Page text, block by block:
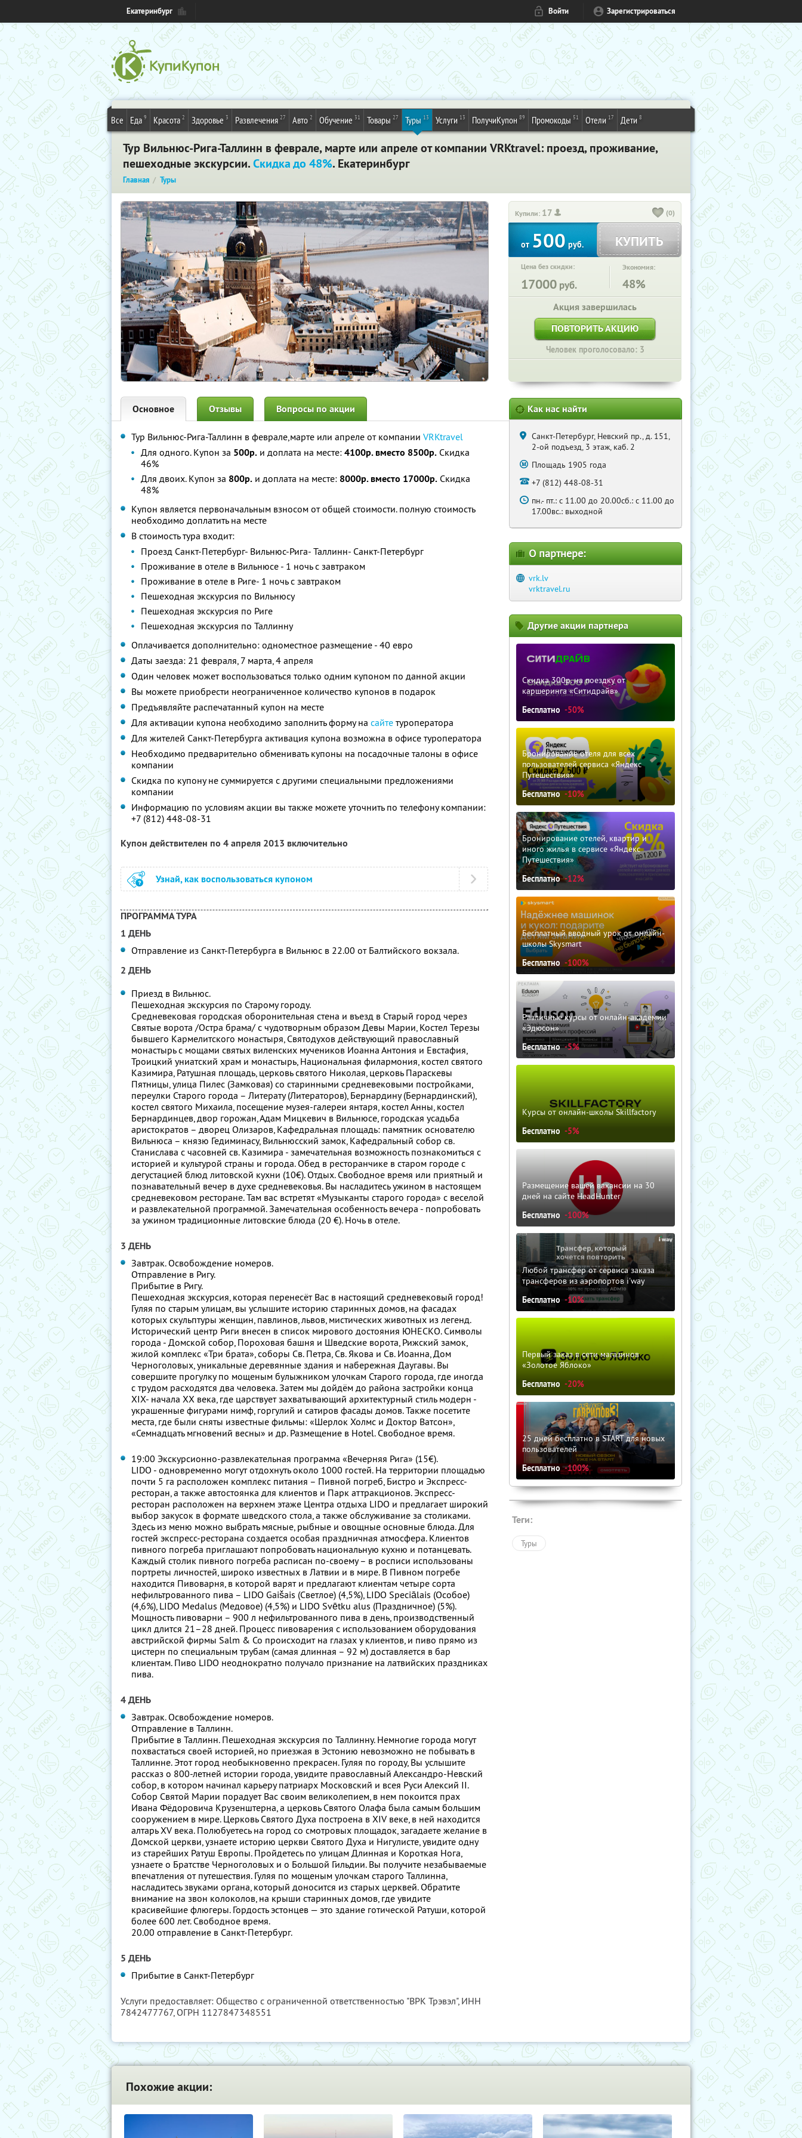
Екатеринбург Войти Зарегистрироваться
Все Еда 9 Красота 2 Здоровье 3 Развлечения 27 Авто 2 Обучение 31 Товары 27 Туры 13 Услуги 13 ПолучиКупон 89 Промокоды 51 Отели 17 Дети 8
Тур Вильнюс-Рига-Таллинн в феврале, марте или апреле от компании VRKtravel: проезд, проживание,
пешеходные экскурсии.Скидка до 48%. Екатеринбург
Главная Туры
Купили: 17 (0)
от500руб. КУПИТЬ
Цена без скидки:
17000 руб.
Экономия:
48%
Акция завершилась
ПОВТОРИТЬ АКЦИЮ
Человек проголосовало: 3
Основное Отзывы Вопросы по акции
Тур Вильнюс-Рига-Таллинн в феврале,марте или апреле от компании VRKtravel
Для одного. Купон за 500р. и доплата на месте: 4100р. вместо 8500р. Скидка
46%
Для двоих. Купон за 800р. и доплата на месте: 8000р. вместо 17000р. Скидка
48%
Купон является первоначальным взносом от общей стоимости. полную стоимость
необходимо доплатить на месте
В стоимость тура входит:
Проезд Санкт-Петербург- Вильнюс-Рига- Таллинн- Санкт-Петербург
Проживание в отеле в Вильнюсе - 1 ночь с завтраком
Проживание в отеле в Риге- 1 ночь с завтраком
Пешеходная экскурсия по Вильнюсу
Пешеходная экскурсия по Риге
Пешеходная экскурсия по Таллинну
Оплачивается дополнительно: одноместное размещение - 40 евро
Даты заезда: 21 февраля, 7 марта, 4 апреля
Один человек может воспользоваться только одним купоном по данной акции
Вы можете приобрести неограниченное количество купонов в подарок
Предъявляйте распечатанный купон на месте
Для активации купона необходимо заполнить форму на сайте туроператора
Для жителей Санкт-Петербурга активация купона возможна в офисе туроператора
Необходимо предварительно обменивать купоны на посадочные талоны в офисе
компании
Скидка по купону не суммируется с другими специальными предложениями
компании
Информацию по условиям акции вы также можете уточнить по телефону компании:
+7 (812) 448-08-31
Купон действителен по 4 апреля 2013 включительно
Узнай, как воспользоваться купоном
ПРОГРАММА ТУРА
1 ДЕНЬ
Отправление из Санкт-Петербурга в Вильнюс в 22.00 от Балтийского вокзала.
2 ДЕНЬ
Приезд в Вильнюс.
Пешеходная экскурсия по Старому городу.
Средневековая городская оборонительная стена и въезд в Старый город через
Святые ворота /Остра брама/ с чудотворным образом Девы Марии, Костел Терезы
бывшего Кармелитского монастыря, Святодухов действующий православный
монастырь с мощами святых виленских мучеников Иоанна Антония и Евстафия,
Троицкий униатский храм и монастырь, Национальная филармония, костел святого
Казимира, Ратушная площадь, церковь святого Николая, церковь Параскевы
Пятницы, улица Пилес (Замковая) со старинными средневековыми постройками,
переулки Старого города – Литерату (Литераторов), Бернардину (Бернардинский),
костел святого Михаила, посещение музея-галереи янтаря, костел Анны, костел
Бернардинцев, двор горожан, Адам Мицкевич в Вильнюсе, городская усадьба
аристократов – дворец Олизаров, Кафедральная площадь: памятник основателю
Вильнюса – князю Гедиминасу, Вильнюсский замок, Кафедральный собор cв.
Станислава с часовней cв. Казимира - замечательная возможность познакомиться с
историей и культурой страны и города. Обед в ресторанчике в старом городе с
дегустацией блюд литовской кухни (10€). Отдых. Свободное время или приятный и
познавательный вечер в духе средневековья. Вы насладитесь ужином в настоящем
средневековом ресторане. Там вас встретят «Музыканты старого города» с веселой
и развлекательной программой. Замечательная особенность вечера - попробовать
за ужином традиционные литовские блюда (20 €). Ночь в отеле.
3 ДЕНЬ
Завтрак. Освобождение номеров.
Отправление в Ригу.
Прибытие в Ригу.
Пешеходная экскурсия, которая перенесёт Вас в настоящий средневековый город!
Гуляя по старым улицам, вы услышите историю старинных домов, на фасадах
которых скульптуры женщин, павлинов, львов, мистических животных из легенд.
Исторический центр Риги внесен в список мирового достояния ЮНЕСКО. Символы
города - Домской собор, Пороховая башня и Шведские ворота, Рижский замок,
жилой комплекс «Три брата», соборы Св. Петра, Св. Якова и Св. Иоанна, Дом
Черноголовых, уникальные деревянные здания и набережная Даугавы. Вы
совершите прогулку по мощеным булыжником улочкам Старого города, где иногда
с трудом расходятся два человека. Затем мы дойдём до района застройки конца
XIX- начала XX века, где царствует захватывающий архитектурный стиль модерн -
украшенные фигурами нимф, горгулий и сатиров фасады домов. Также посетите
места, где были сняты известные фильмы: «Шерлок Холмс и Доктор Ватсон»,
«Семнадцать мгновений весны» и др. Размещение в Hotel. Свободное время.
19:00 Экскурсионно-развлекательная программа «Вечерняя Рига» (15€).
LIDO - одновременно могут отдохнуть около 1000 гостей. На территории площадью
почти 5 га расположен комплекс питания – Пивной погреб, Бистро и Экспресс-
ресторан, а также автостоянка для клиентов и Парк аттракционов. Экспресс-
ресторан расположен на верхнем этаже Центра отдыха LIDO и предлагает широкий
выбор закусок в формате шведского стола, а также обслуживание за столиками.
Здесь из меню можно выбрать мясные, рыбные и овощные основные блюда. Для
гостей экспресс-ресторана создается особая праздничная атмосфера. Клиентов
пивного погреба приглашают попробовать национальную кухню и потанцевать.
Каждый столик пивного погреба расписан по-своему – в росписи использованы
портреты личностей, широко известных в Латвии и в мире. В Пивном погребе
находится Пивоварня, в которой варят и предлагают клиентам четыре сорта
нефильтрованного пива – LIDO Gaišais (Светлое) (4,5%), LIDO Speciālais (Особое)
(4,6%), LIDO Medalus (Медовое) (4,5%) и LIDO Svētku alus (Праздничное) (5%).
Мощность пивоварни – 900 л нефильтрованного пива в день, производственный
цикл длится 21–28 дней. Процесс пивоварения с использованием оборудования
австрийской фирмы Salm & Co происходит на глазах у клиентов, и пиво прямо из
цистерн по специальным трубам (самая длинная – 92 м) доставляется в бар
клиентам. Пиво LIDO неоднократно получало признание на латвийских праздниках
пива.
4 ДЕНЬ
Завтрак. Освобождение номеров.
Отправление в Таллинн.
Прибытие в Таллинн. Пешеходная экскурсия по Таллинну. Немногие города могут
похвастаться своей историей, но приезжая в Эстонию невозможно не побывать в
Таллинне. Этот город необыкновенно прекрасен. Гуляя по городу, Вы услышите
рассказ о 800-летней истории города, увидите православный Александро-Невский
собор, в котором начинал карьеру патриарх Московский и всея Руси Алексий II.
Собор Святой Марии порадует Вас своим великолепием, в нем покоится прах
Ивана Фёдоровича Крузенштерна, а церковь Святого Олафа была самым большим
сооружением в мире. Церковь Святого Духа построена в XIV веке, в ней находится
алтарь XV века. Полюбуетесь на город со смотровых площадок, загадаете желание в
Домской церкви, узнаете историю церкви Святого Духа и Нигулисте, увидите одну
из старейших Ратуш Европы. Пройдетесь по улицам Длинная и Короткая Нога,
узнаете о Братстве Черноголовых и о Большой Гильдии. Вы получите незабываемые
впечатления от путешествия. Гуляя по мощеным улочкам старого Таллинна,
насладитесь звуками органа, который доносится из старых церквей. Обратите
внимание на звон колоколов, на крыши старинных домов, где увидите
красивейшие флюгеры. Гордость эстонцев — это здание готической Ратуши, которой
более 600 лет. Свободное время.
20.00 отправление в Санкт-Петербург.
5 ДЕНЬ
Прибытие в Санкт-Петербург
Услуги предоставляет: Общество с ограниченной ответственностью "ВРК Трэвэл", ИНН
7842477767, ОГРН 1127847348551
Как нас найти
Санкт-Петербург, Невский пр., д. 151,
2-ой подъезд, 3 этаж, каб. 2
Площадь 1905 года
+7 (812) 448-08-31
пн.- пт.: с 11.00 до 20.00сб.: с 11.00 до
17.00вс.: выходной
О партнере:
vrk.lv
vrktravel.ru
Другие акции партнера
Скидка 300р. на поездку от
каршеринга «Ситидрайв»
Бесплатно -50%
Бронирование отеля для всех
пользователей сервиса «Яндекс
Путешествия»
Бесплатно -10%
Бронирование отелей, квартир и
иного жилья в сервисе «Яндекс
Путешествия»
Бесплатно -12%
Бесплатный вводный урок от онлайн-
школы Skysmart
Бесплатно -100%
Различные курсы от онлайн-академии
«Эдюсон»
Бесплатно -5%
Курсы от онлайн-школы Skillfactory
Бесплатно -5%
Размещение вашей вакансии на 30
дней на сайте HeadHunter
Бесплатно -100%
Любой трансфер от сервиса заказа
трансферов из аэропортов i'way
Бесплатно -10%
Первый заказ в сети магазинов
«Золотое Яблоко»
Бесплатно -20%
25 дней бесплатно в START для новых
пользователей
Бесплатно -100%
Теги:
Туры
Похожие акции: